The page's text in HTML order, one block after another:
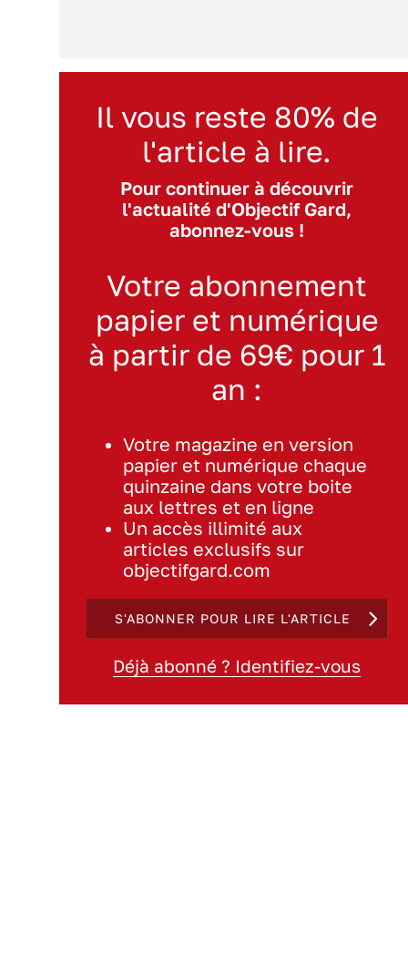
Il vous reste 80% de
l'article à lire.
Pour continuer à découvrir
l'actualité d'Objectif Gard,
abonnez-vous !
Votre abonnement
papier et numérique
à partir de 69€ pour 1
an :
Votre magazine en version
papier et numérique chaque
quinzaine dans votre boite
aux lettres et en ligne
Un accès illimité aux
articles exclusifs sur
objectifgard.com
S'ABONNER POUR LIRE L'ARTICLE
Déjà abonné ? Identifiez-vous